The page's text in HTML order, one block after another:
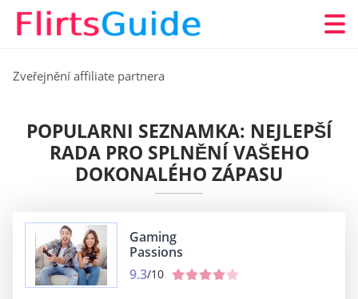
Zveřejnění affiliate partnera
POPULARNI SEZNAMKA: NEJLEPŠÍ
RADA PRO SPLNĚNÍ VAŠEHO
DOKONALÉHO ZÁPASU
Gaming
Passions
9.3/10